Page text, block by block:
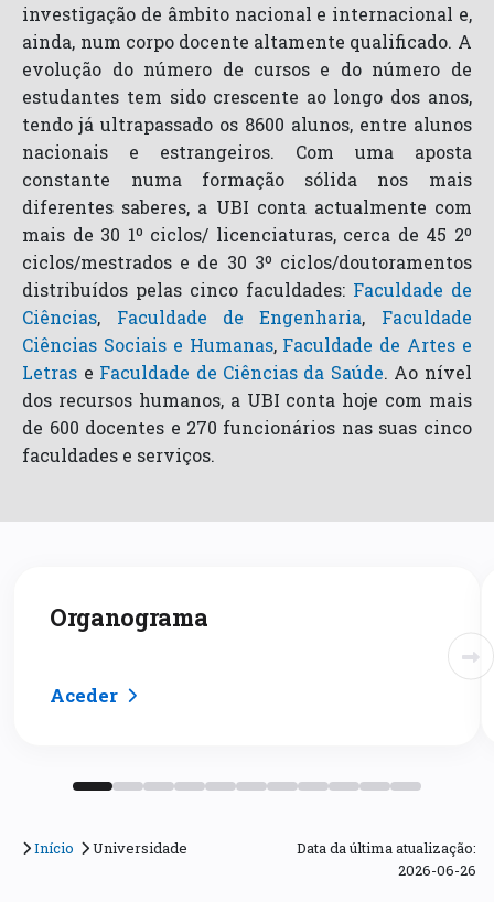
investigação de âmbito nacional e internacional e,
ainda, num corpo docente altamente qualificado. A
evolução do número de cursos e do número de
estudantes tem sido crescente ao longo dos anos,
tendo já ultrapassado os 8600 alunos, entre alunos
nacionais e estrangeiros. Com uma aposta
constante numa formação sólida nos mais
diferentes saberes, a UBI conta actualmente com
mais de 30 1º ciclos/ licenciaturas, cerca de 45 2º
ciclos/mestrados e de 30 3º ciclos/doutoramentos
distribuídos pelas cinco faculdades: Faculdade de
Ciências, Faculdade de Engenharia, Faculdade
Ciências Sociais e Humanas, Faculdade de Artes e
Letras e Faculdade de Ciências da Saúde. Ao nível
dos recursos humanos, a UBI conta hoje com mais
de 600 docentes e 270 funcionários nas suas cinco
faculdades e serviços.
Organograma
Aceder
Início Universidade
Data da última atualização:
2026-06-26